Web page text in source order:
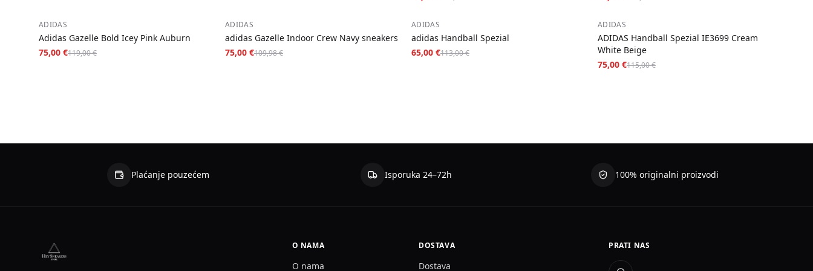
−37%
ADIDAS
Adidas Gazelle Bold Icey Pink Auburn
75,00 €119,00 €
−32%
ADIDAS
adidas Gazelle Indoor Crew Navy sneakers
75,00 €109,98 €
−42%
ADIDAS
adidas Handball Spezial
65,00 €113,00 €
−35%
ADIDAS
ADIDAS Handball Spezial IE3699 Cream
White Beige
75,00 €115,00 €
Plaćanje pouzećem Isporuka 24–72h 100% originalni proizvodi
O NAMA
O nama
DOSTAVA
Dostava
PRATI NAS